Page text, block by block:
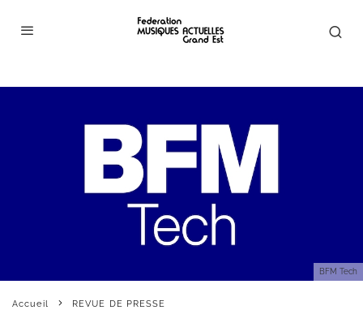
BFM Tech
Accueil REVUE DE PRESSE